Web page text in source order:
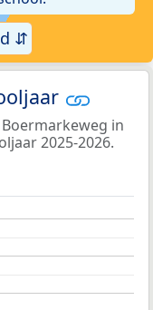
⇵
Boermarkeweg in
2025-2026.